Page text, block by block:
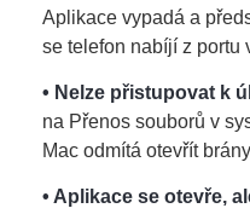
Aplikace vypadá a
se telefon nabíjí z portu
• Nelze přistupovat k
na Přenos souborů v
Mac odmítá otevřít
• Aplikace se otevře,